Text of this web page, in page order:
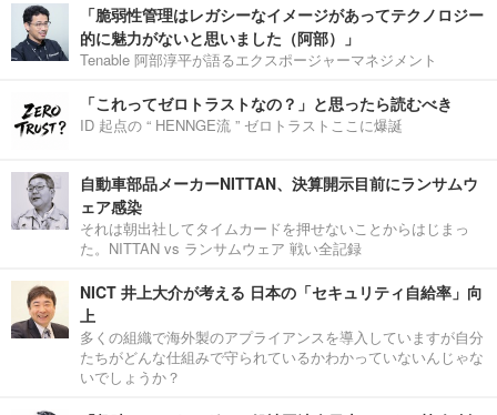
「脆弱性管理はレガシーなイメージがあってテクノロジー
的に魅力がないと思いました（阿部）」
Tenable 阿部淳平が語るエクスポージャーマネジメント
「これってゼロトラストなの？」と思ったら読むべき
ID 起点の “ HENNGE流 ” ゼロトラストここに爆誕
自動車部品メーカーNITTAN、決算開示目前にランサムウ
ェア感染
それは朝出社してタイムカードを押せないことからはじまっ
た。NITTAN vs ランサムウェア 戦い全記録
NICT 井上大介が考える 日本の「セキュリティ自給率」向
上
多くの組織で海外製のアプライアンスを導入していますが自分
たちがどんな仕組みで守られているかわかっていないんじゃな
いでしょうか？